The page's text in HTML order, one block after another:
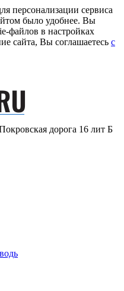
персонализации сервиса
было удобнее. Вы
файлов в настройках
сайта, Вы соглашаетесь c
дорога 16 лит Б